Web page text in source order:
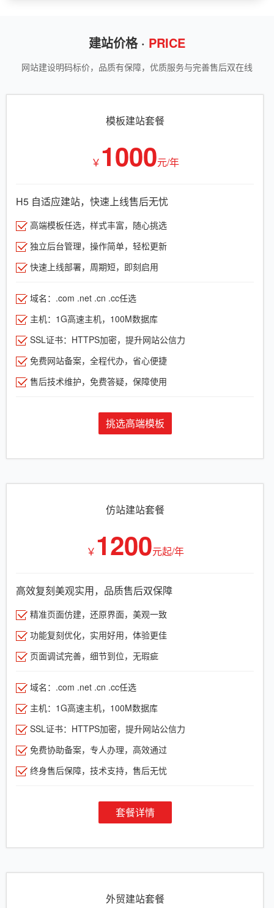
建站价格 · PRICE
网站建设明码标价，品质有保障，优质服务与完善售后双在线
模板建站套餐
￥ 1000元/年
H5 自适应建站，快速上线售后无忧
高端模板任选，样式丰富，随心挑选
独立后台管理，操作简单，轻松更新
快速上线部署，周期短，即刻启用
域名：.com .net .cn .cc任选
主机：1G高速主机，100M数据库
SSL证书：HTTPS加密，提升网站公信力
免费网站备案，全程代办，省心便捷
售后技术维护，免费答疑，保障使用
挑选高端模板
仿站建站套餐
￥ 1200元起/年
高效复刻美观实用，品质售后双保障
精准页面仿建，还原界面，美观一致
功能复刻优化，实用好用，体验更佳
页面调试完善，细节到位，无瑕疵
域名：.com .net .cn .cc任选
主机：1G高速主机，100M数据库
SSL证书：HTTPS加密，提升网站公信力
免费协助备案，专人办理，高效通过
终身售后保障，技术支持，售后无忧
套餐详情
外贸建站套餐